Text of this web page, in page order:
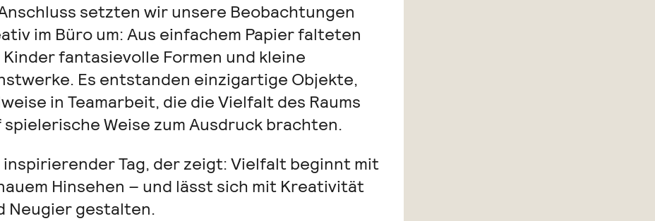
setzten wir unsere Beobachtungen
im Büro um: Aus einfachem Papier falteten
Kinder fantasievolle Formen und kleine
Es entstanden einzigartige Objekte,
in Teamarbeit, die die Vielfalt des Raums
spielerische Weise zum Ausdruck brachten.
inspirierender Tag, der zeigt: Vielfalt beginnt mit
Hinsehen – und lässt sich mit Kreativität
Neugier gestalten.